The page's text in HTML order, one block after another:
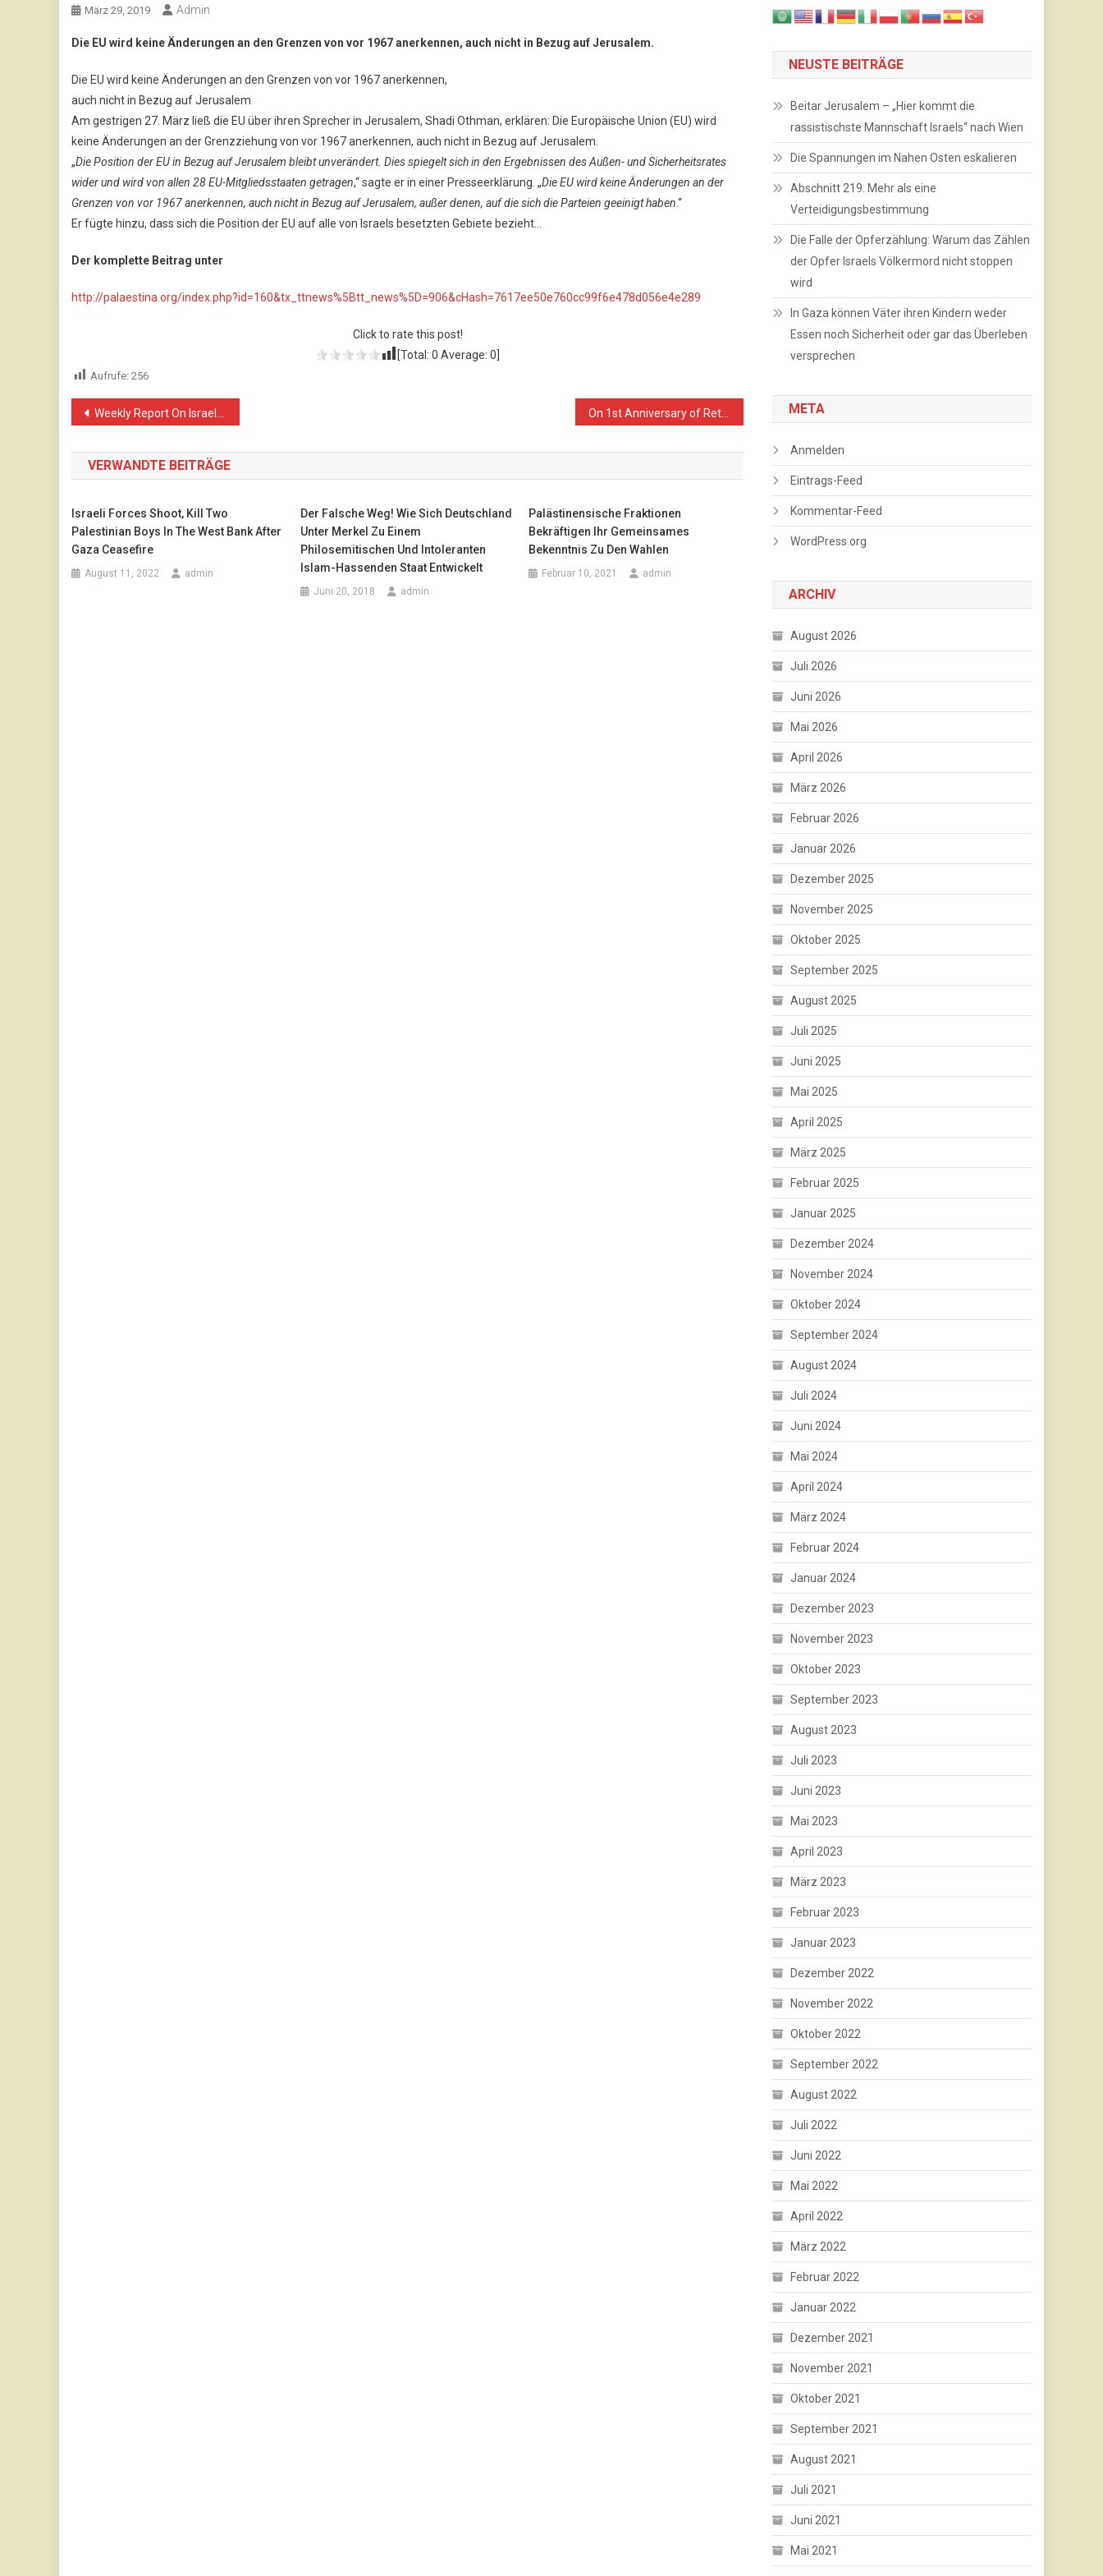
März 29, 2019 Admin
Die EU wird keine Änderungen an den Grenzen von vor 1967 anerkennen, auch nicht in Bezug auf Jerusalem.
Die EU wird keine Änderungen an den Grenzen von vor 1967 anerkennen,
auch nicht in Bezug auf Jerusalem
Am gestrigen 27. März ließ die EU über ihren Sprecher in Jerusalem, Shadi Othman, erklären: Die Europäische Union (EU) wird
keine Änderungen an der Grenzziehung von vor 1967 anerkennen, auch nicht in Bezug auf Jerusalem.
„Die Position der EU in Bezug auf Jerusalem bleibt unverändert. Dies spiegelt sich in den Ergebnissen des Außen- und Sicherheitsrates
wider und wird von allen 28 EU-Mitgliedsstaaten getragen,“ sagte er in einer Presseerklärung. „Die EU wird keine Änderungen an der
Grenzen von vor 1967 anerkennen, auch nicht in Bezug auf Jerusalem, außer denen, auf die sich die Parteien geeinigt haben.“
Er fügte hinzu, dass sich die Position der EU auf alle von Israels besetzten Gebiete bezieht…
Der komplette Beitrag unter
http://palaestina.org/index.php?id=160&tx_ttnews%5Btt_news%5D=906&cHash=7617ee50e760cc99f6e478d056e4e289
Click to rate this post!
[Total: 0 Average: 0
Aufrufe: 256
Beitragsnavigation
Weekly Report On Israeli Human Rights Violations in the Occupied Palestinian Territory (21– 27 March 2019)
VERWANDTE BEITRÄGE
Israeli Forces Shoot, Kill Two
Palestinian Boys In The West Bank After
Gaza Ceasefire
August 11, 2022 admin
Der Falsche Weg! Wie Sich Deutschland
Unter Merkel Zu Einem
Philosemitischen Und Intoleranten
Islam-Hassenden Staat Entwickelt
Juni 20, 2018 admin
Palästinensische Fraktionen
Bekräftigen Ihr Gemeinsames
Bekenntnis Zu Den Wahlen
Februar 10, 2021 admin
NEUSTE BEITRÄGE
Beitar Jerusalem – „Hier kommt die
rassistischste Mannschaft Israels“ nach Wien
Die Spannungen im Nahen Osten eskalieren
Abschnitt 219: Mehr als eine
Verteidigungsbestimmung
Die Falle der Opferzählung: Warum das Zählen
der Opfer Israels Völkermord nicht stoppen
wird
In Gaza können Väter ihren Kindern weder
Essen noch Sicherheit oder gar das Überleben
versprechen
META
Anmelden
Eintrags-Feed
Kommentar-Feed
WordPress.org
ARCHIV
August 2026
Juli 2026
Juni 2026
Mai 2026
April 2026
März 2026
Februar 2026
Januar 2026
Dezember 2025
November 2025
Oktober 2025
September 2025
August 2025
Juli 2025
Juni 2025
Mai 2025
April 2025
März 2025
Februar 2025
Januar 2025
Dezember 2024
November 2024
Oktober 2024
September 2024
August 2024
Juli 2024
Juni 2024
Mai 2024
April 2024
März 2024
Februar 2024
Januar 2024
Dezember 2023
November 2023
Oktober 2023
September 2023
August 2023
Juli 2023
Juni 2023
Mai 2023
April 2023
März 2023
Februar 2023
Januar 2023
Dezember 2022
November 2022
Oktober 2022
September 2022
August 2022
Juli 2022
Juni 2022
Mai 2022
April 2022
März 2022
Februar 2022
Januar 2022
Dezember 2021
November 2021
Oktober 2021
September 2021
August 2021
Juli 2021
Juni 2021
Mai 2021